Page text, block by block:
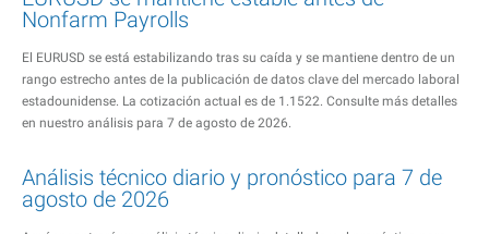
Nonfarm Payrolls
El EURUSD se está estabilizando tras su caída y se mantiene dentro de un
rango estrecho antes de la publicación de datos clave del mercado laboral
estadounidense. La cotización actual es de 1.1522. Consulte más detalles
en nuestro análisis para 7 de agosto de 2026.
Análisis técnico diario y pronóstico para 7 de
agosto de 2026